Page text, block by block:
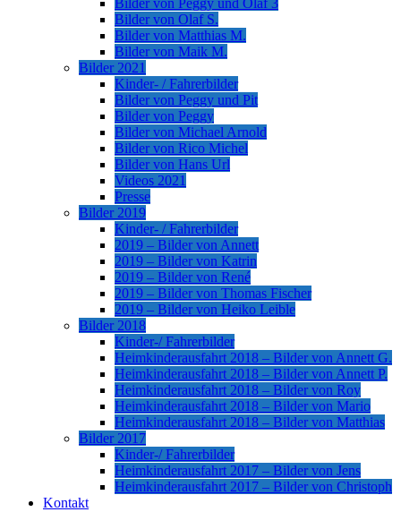
Bilder von Peggy und Olaf 3
Bilder von Olaf S.
Bilder von Matthias M.
Bilder von Maik M.
Bilder 2021
Kinder- / Fahrerbilder
Bilder von Peggy und Pit
Bilder von Peggy
Bilder von Michael Arnold
Bilder von Rico Michel
Bilder von Hans Url
Videos 2021
Presse
Bilder 2019
Kinder- / Fahrerbilder
2019 – Bilder von Annett
2019 – Bilder von Katrin
2019 – Bilder von René
2019 – Bilder von Thomas Fischer
2019 – Bilder von Heiko Leible
Bilder 2018
Kinder-/ Fahrerbilder
Heimkinderausfahrt 2018 – Bilder von Annett G.
Heimkinderausfahrt 2018 – Bilder von Annett P.
Heimkinderausfahrt 2018 – Bilder von Roy
Heimkinderausfahrt 2018 – Bilder von Mario
Heimkinderausfahrt 2018 – Bilder von Matthias
Bilder 2017
Kinder-/ Fahrerbilder
Heimkinderausfahrt 2017 – Bilder von Jens
Heimkinderausfahrt 2017 – Bilder von Christoph
Kontakt